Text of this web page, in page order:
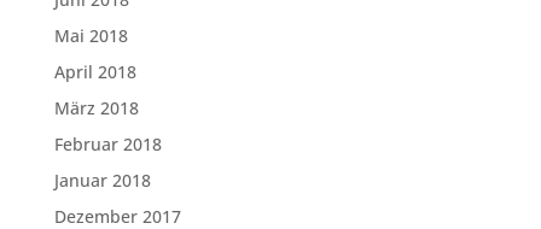
Mai 2018
April 2018
März 2018
Februar 2018
Januar 2018
Dezember 2017